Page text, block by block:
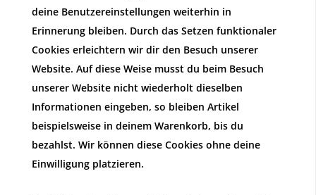
deine Benutzereinstellungen weiterhin in
Erinnerung bleiben. Durch das Setzen funktionaler
Cookies erleichtern wir dir den Besuch unserer
Website. Auf diese Weise musst du beim Besuch
unserer Website nicht wiederholt dieselben
Informationen eingeben, so bleiben Artikel
beispielsweise in deinem Warenkorb, bis du
bezahlst. Wir können diese Cookies ohne deine
Einwilligung platzieren.